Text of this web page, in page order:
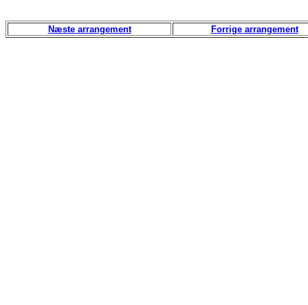
Næste arrangement Forrige arrangement